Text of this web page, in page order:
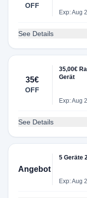
OFF
Exp: Aug
See Details
35€
OFF
35,00€
Gerät
Exp: Aug
See Details
Angebot
5 Geräte
Exp: Aug